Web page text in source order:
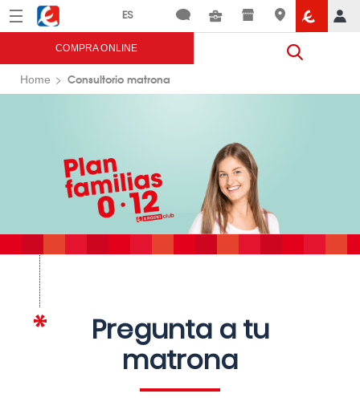
Menú Eroski
COMPRA ONLINE
Home Consultorio matrona
Pregunta a tu
matrona